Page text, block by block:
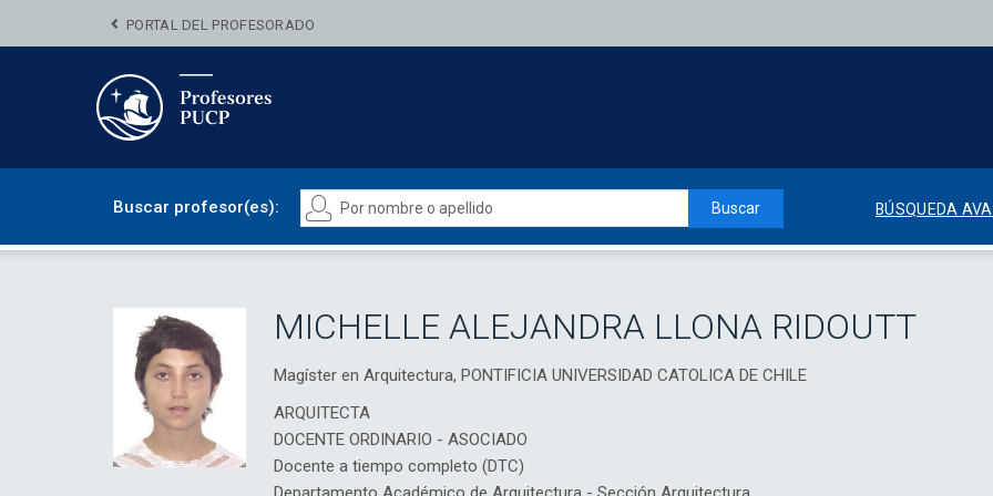
PORTAL DEL PROFESORADO
Buscar profesor(es): Buscar BÚSQUEDA
MICHELLE ALEJANDRA LLONA RIDOUTT
Magíster en Arquitectura, PONTIFICIA UNIVERSIDAD CATOLICA DE CHILE
ARQUITECTA
DOCENTE ORDINARIO - ASOCIADO
Docente a tiempo completo (DTC)